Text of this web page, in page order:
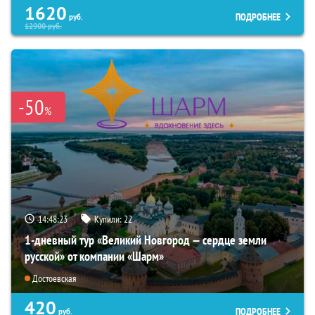
1620 руб.
12900руб.
ПОДРОБНЕЕ
-50%
14:48:22 Купили:22
1-дневный тур «Великий Новгород — сердце земли
русской» от компании «Шарм»
Достоевская
420 руб.
ПОДРОБНЕЕ